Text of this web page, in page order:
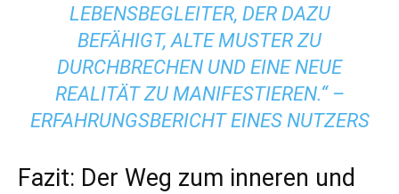
LEBENSBEGLEITER, DER DAZU
BEFÄHIGT, ALTE MUSTER ZU
DURCHBRECHEN UND EINE NEUE
REALITÄT ZU MANIFESTIEREN.“ –
ERFAHRUNGSBERICHT EINES NUTZERS
Fazit: Der Weg zum inneren und